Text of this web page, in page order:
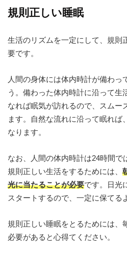
規則正しい睡眠
生活のリズムを一定にして、規則
要です。
人間の身体には体内時計が備わっ
う。備わった体内時計に沿って生
なれば眠気が訪れるので、スムー
ます。自然な流れに沿って眠れば
なります。
なお、人間の体内時計は24時間で
規則正しい生活をするためには、
光に当たることが必要です。日光
スタートするので、一定に保てる
規則正しい睡眠をとるためには、
必要があると心得てください。